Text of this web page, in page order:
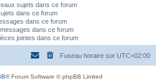
sujets dans ce forum
dans ce forum
dans ce forum
dans ce forum
jointes dans ce forum
Fuseau horaire sur UTC+02:00
® Forum Software © phpBB Limited